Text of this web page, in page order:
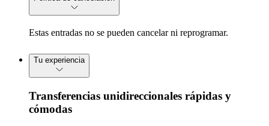
Estas entradas no se pueden cancelar ni reprogramar.
Tu experiencia
Transferencias unidireccionales rápidas y
cómodas